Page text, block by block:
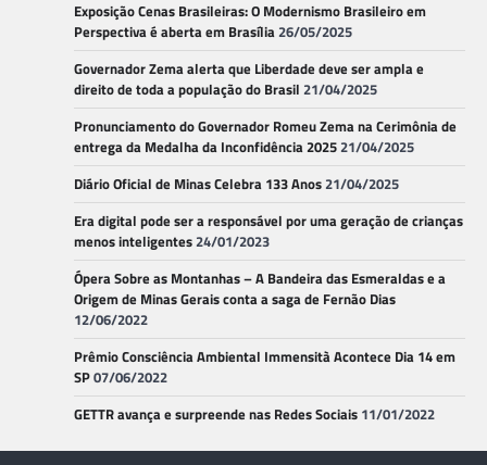
Exposição Cenas Brasileiras: O Modernismo Brasileiro em
Perspectiva é aberta em Brasília26/05/2025
Governador Zema alerta que Liberdade deve ser ampla e
direito de toda a população do Brasil 21/04/2025
Pronunciamento do Governador Romeu Zema na Cerimônia de
entrega da Medalha da Inconfidência 202521/04/2025
Diário Oficial de Minas Celebra 133 Anos21/04/2025
Era digital pode ser a responsável por uma geração de crianças
menos inteligentes24/01/2023
Ópera Sobre as Montanhas – A Bandeira das Esmeraldas e a
Origem de Minas Gerais conta a saga de Fernão Dias
12/06/2022
Prêmio Consciência Ambiental Immensità Acontece Dia 14 em
SP07/06/2022
GETTR avança e surpreende nas Redes Sociais 11/01/2022